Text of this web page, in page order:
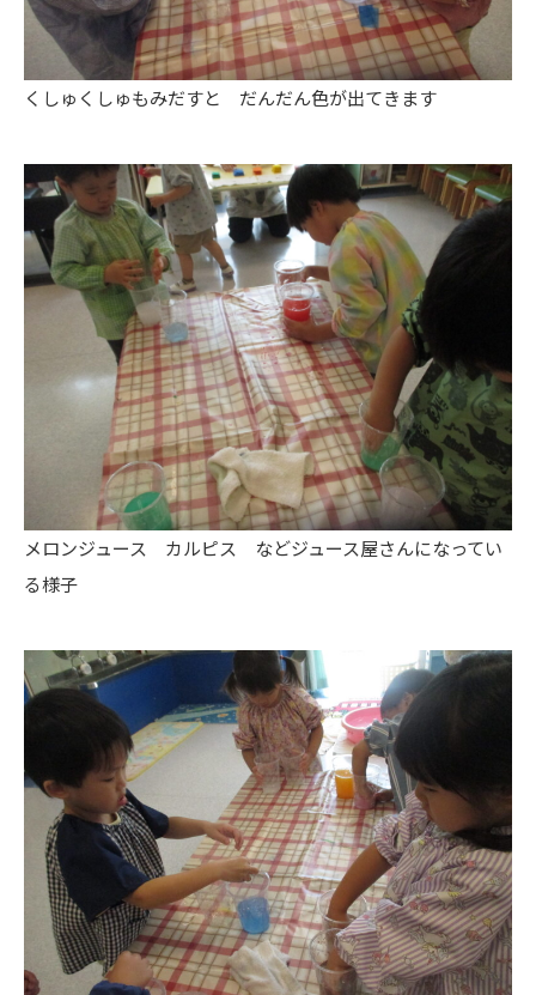
くしゅくしゅもみだすと だんだん色が出てきます
メロンジュース カルピス などジュース屋さんになってい
る様子